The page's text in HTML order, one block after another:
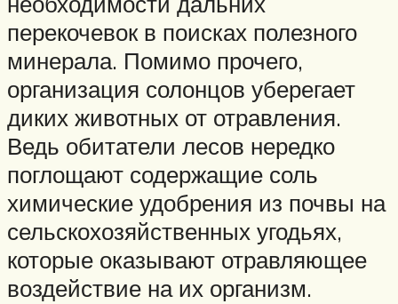
перекочевок в поисках полезного
минерала. Помимо прочего,
организация солонцов уберегает
диких животных от отравления.
Ведь обитатели лесов нередко
поглощают содержащие соль
химические удобрения из почвы на
сельскохозяйственных угодьях,
которые оказывают отравляющее
воздействие на их организм.